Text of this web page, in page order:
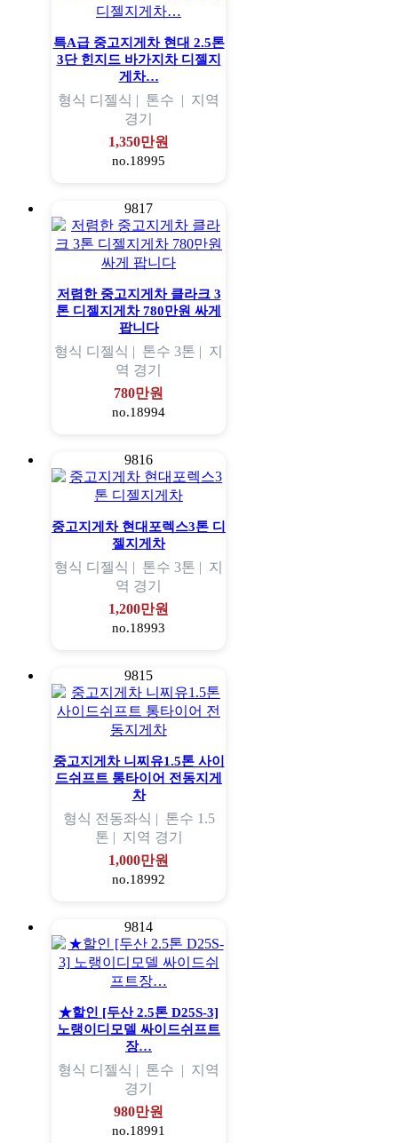
특A급 중고지게차 현대 2.5톤
3단 힌지드 바가지차 디젤지
게차…
형식 디젤식 | 톤수 | 지역
경기
1,350만원
no.18995
9817
저렴한 중고지게차 클라크 3
톤 디젤지게차 780만원 싸게
팝니다
형식 디젤식 | 톤수 3톤 | 지
역 경기
780만원
no.18994
9816
중고지게차 현대포렉스3톤 디
젤지게차
형식 디젤식 | 톤수 3톤 | 지
역 경기
1,200만원
no.18993
9815
중고지게차 니찌유1.5톤 사이
드쉬프트 통타이어 전동지게
차
형식 전동좌식 | 톤수 1.5
톤 | 지역 경기
1,000만원
no.18992
9814
★할인 [두산 2.5톤 D25S-3]
노랭이디모델 싸이드쉬프트
장…
형식 디젤식 | 톤수 | 지역
경기
980만원
no.18991